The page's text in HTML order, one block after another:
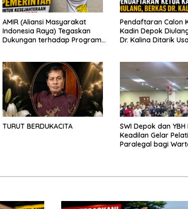
AMIR (Aliansi Masyarakat
Indonesia Raya) Tegaskan
Dukungan terhadap Program
Pendaftaran Calon
Kadin Depok
Dr. Kalina Ditarik
TURUT BERDUKACITA
SWI Depok dan
Keadilan Gelar
Paralegal bagi